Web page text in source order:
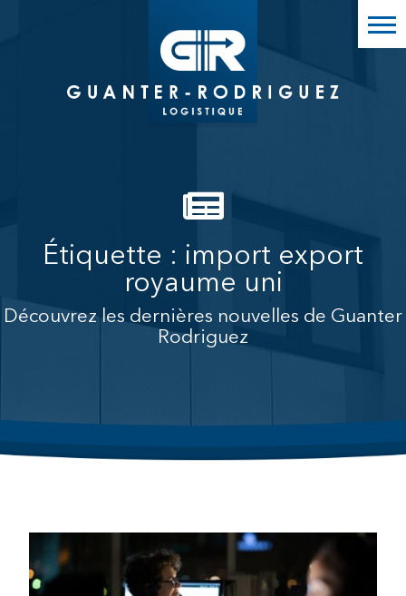
Étiquette : import export
royaume uni
Découvrez les dernières nouvelles de Guanter
Rodriguez